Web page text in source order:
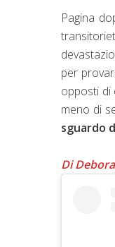
Pagina
per
opposti di
meno di
sguardo
Di